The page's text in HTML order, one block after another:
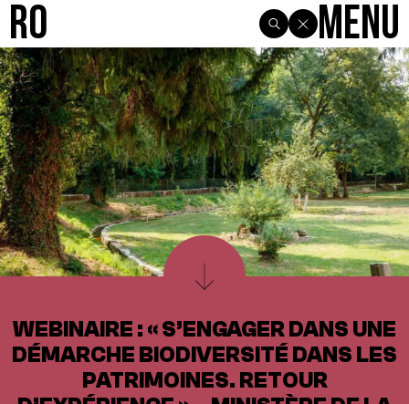
R0 Menu
WEBINAIRE : « S’ENGAGER DANS UNE
DÉMARCHE BIODIVERSITÉ DANS LES
PATRIMOINES. RETOUR